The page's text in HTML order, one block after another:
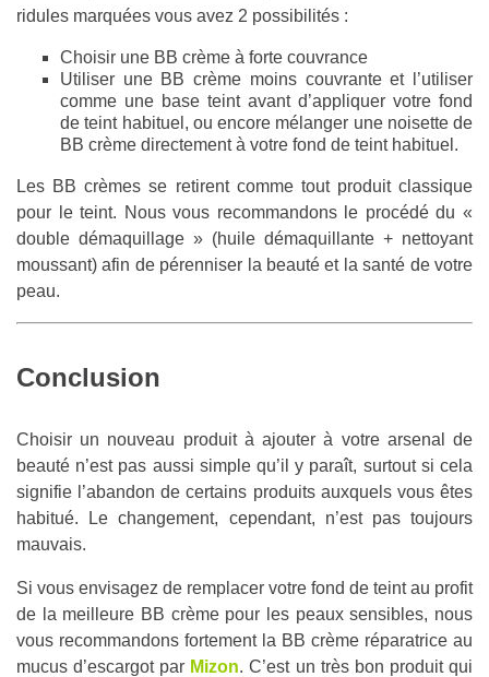
ridules marquées vous avez 2 possibilités :
Choisir une BB crème à forte couvrance
Utiliser une BB crème moins couvrante et l’utiliser
comme une base teint avant d’appliquer votre fond
de teint habituel, ou encore mélanger une noisette de
BB crème directement à votre fond de teint habituel.
Les BB crèmes se retirent comme tout produit classique
pour le teint. Nous vous recommandons le procédé du «
double démaquillage » (huile démaquillante + nettoyant
moussant) afin de pérenniser la beauté et la santé de votre
peau.
Conclusion
Choisir un nouveau produit à ajouter à votre arsenal de
beauté n’est pas aussi simple qu’il y paraît, surtout si cela
signifie l’abandon de certains produits auxquels vous êtes
habitué. Le changement, cependant, n’est pas toujours
mauvais.
Si vous envisagez de remplacer votre fond de teint au profit
de la meilleure BB crème pour les peaux sensibles, nous
vous recommandons fortement la BB crème réparatrice au
mucus d’escargot par Mizon. C’est un très bon produit qui